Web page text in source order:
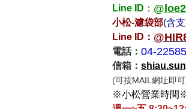
Line ID ：
小松-濾袋部(含
Line ID ：
電話： 04-
信箱：​
(可按MAIL網址即
※小松營業時間